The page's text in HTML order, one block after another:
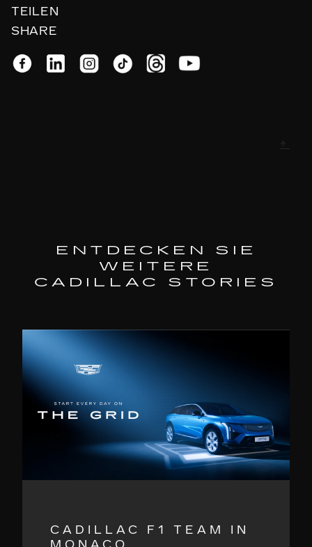
TEILEN
SHARE
↑
ENTDECKEN SIE
WEITERE
CADILLAC STORIES
CADILLAC F1 TEAM IN